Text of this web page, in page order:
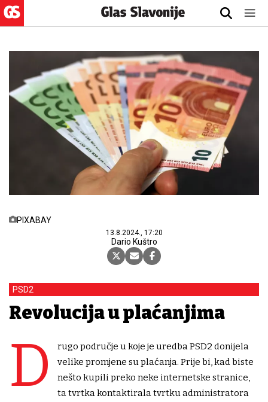
PIXABAY
13.8.2024., 17:20
Dario Kuštro
PSD2
Revolucija u plaćanjima
D
rugo područje u koje je uredba PSD2 donijela
velike promjene su plaćanja. Prije bi, kad biste
nešto kupili preko neke internetske stranice,
ta tvrtka kontaktirala tvrtku administratora